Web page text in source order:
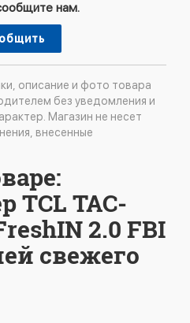
нам.
описание и фото товара
без уведомления и
Магазин не несет
внесенные
TCL TAC-
2.0 FBI
свежего